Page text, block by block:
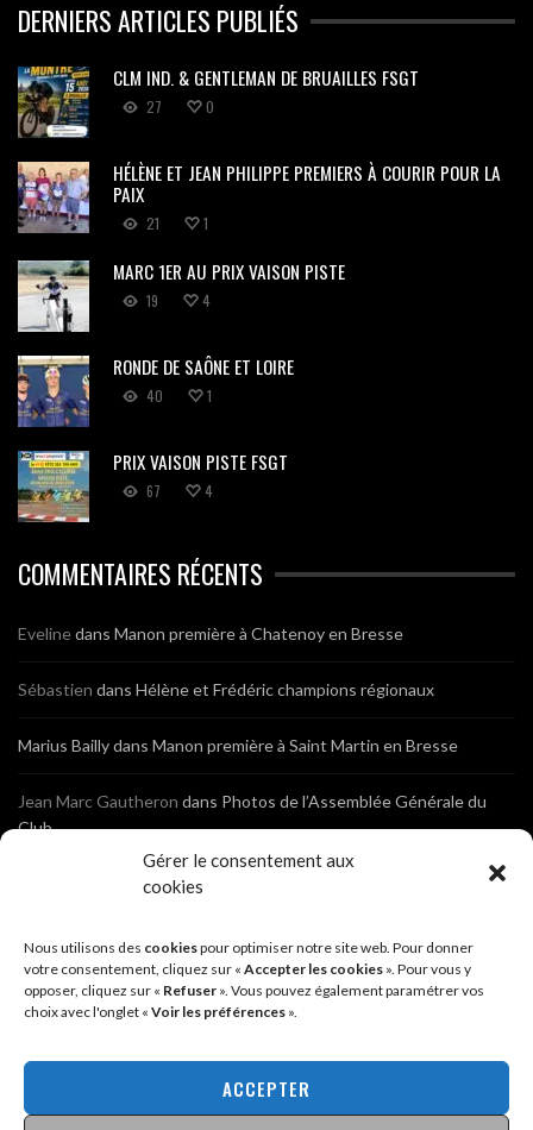
Gérer le consentement aux
cookies
Nous utilisons des cookiespour optimiser notre site web. Pour donner
votre consentement, cliquez sur « Accepter les cookies ». Pour vous y
opposer, cliquez sur « Refuser ». Vous pouvez également paramétrer vos
choix avec l'onglet « Voir les préférences ».
ACCEPTER
DERNIERS ARTICLES PUBLIÉS
CLM IND. & GENTLEMAN DE BRUAILLES FSGT
27 0
HÉLÈNE ET JEAN PHILIPPE PREMIERS À COURIR POUR LA
PAIX
21 1
MARC 1ER AU PRIX VAISON PISTE
19 4
RONDE DE SAÔNE ET LOIRE
40 1
PRIX VAISON PISTE FSGT
67 4
COMMENTAIRES RÉCENTS
Evelinedans Manon première à Chatenoy en Bresse
Sébastien dans Hélène et Frédéric champions régionaux
Marius Baillydans Manon première à Saint Martin en Bresse
Jean Marc Gautheron dans Photos de l’Assemblée Générale du
Club
Photos de l’Assemblée Générale du Club
Sébastien dans Cyclocross de Brochon (21)
Breniauxdans Cyclocross de Brochon (21)